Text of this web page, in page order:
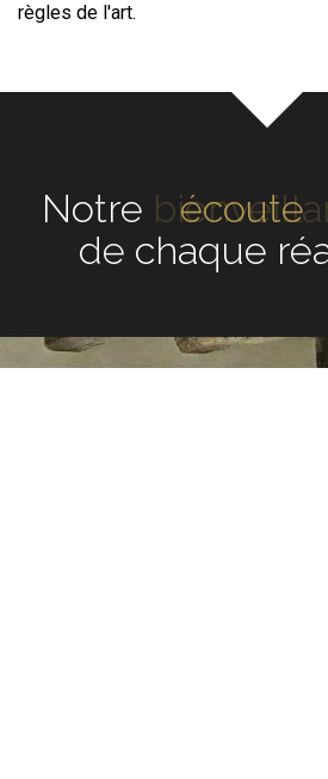
règles de l'art.
Notre écoute
chaque